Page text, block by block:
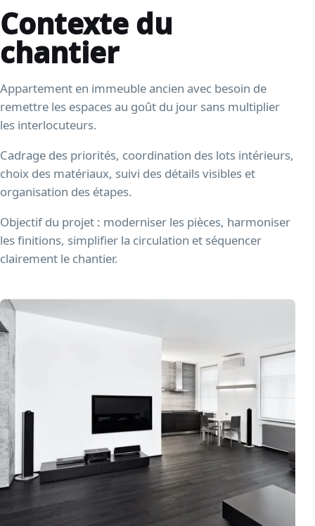
Contexte du
chantier
Appartement en immeuble ancien avec besoin de
remettre les espaces au goût du jour sans multiplier
les interlocuteurs.
Cadrage des priorités, coordination des lots intérieurs,
choix des matériaux, suivi des détails visibles et
organisation des étapes.
Objectif du projet : moderniser les pièces, harmoniser
les finitions, simplifier la circulation et séquencer
clairement le chantier.